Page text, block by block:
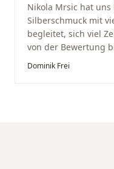
Nikola Mrsic hat
Silberschmuck mit
begleitet, sich viel
von der Bewertung
transparent und
Dominik Frei